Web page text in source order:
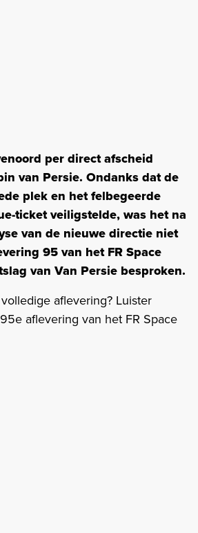
per direct afscheid
van Persie. Ondanks dat de
plek en het felbegeerde
ticket veiligstelde, was het na
van de nieuwe directie niet
95 van het FR Space
van Van Persie besproken.
aflevering? Luister
aflevering van het FR Space